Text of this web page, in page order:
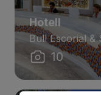
Hotell
Bull Escorial &
10